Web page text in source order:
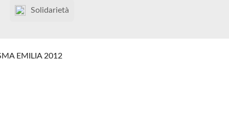
Solidarietà
EMILIA 2012